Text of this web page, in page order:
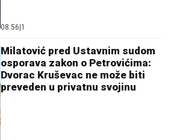
08:56 1
Milatović pred Ustavnim sudom
osporava zakon o Petrovićima:
Dvorac Kruševac ne može biti
preveden u privatnu svojinu